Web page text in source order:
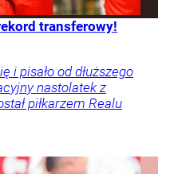
transferowy!
i pisało od dłuższego
nastolatek z
piłkarzem Realu